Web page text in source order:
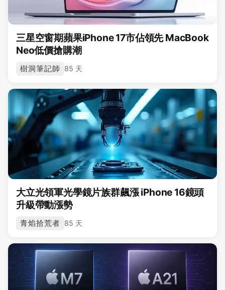
三星空窗期蘋果iPhone 17市佔領先 MacBook
Neo低價搶購潮
樹洞筆記師 85 天
大立光領軍光學鏡片族群飆漲 iPhone 16鏡頭
升級帶動漲勢
青焰拾荒者 85 天